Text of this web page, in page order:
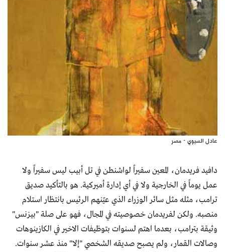
عادل السيوي - مصر
دافيد فريدمان، المعين سفيراً لواشنطن في تل أبيب ليس سفيراً ولا
عمل يوماً في الخارجية ولا في أي إدارة أميركية. هو بالتأكيد صديق
ترامب، مثله مثل سائر الوزراء الذي عيّنهم الرئيس بانتظار استلام
منصبه. ولكن لفريدمان خصوصيته في المجال، فهو على صلة "بيزنس"
وثيقة بترامب، بعدما اهتم لسنوات بتوظيفات الاخير في الكازينوهات
وصالات القمار، ولم يصبح صديقه الشخصي "إلا" منذ عشر سنوات.